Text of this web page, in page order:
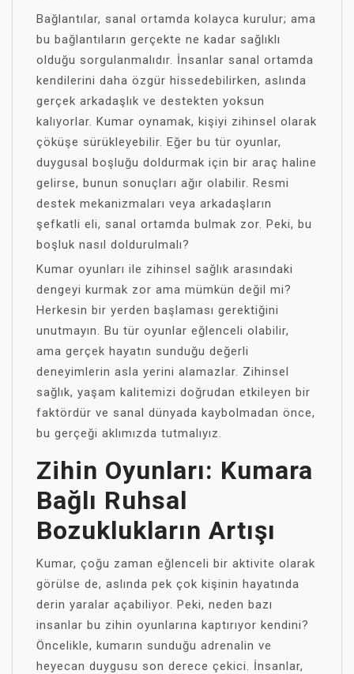
Bağlantılar, sanal ortamda kolayca kurulur; ama
bu bağlantıların gerçekte ne kadar sağlıklı
olduğu sorgulanmalıdır. İnsanlar sanal ortamda
kendilerini daha özgür hissedebilirken, aslında
gerçek arkadaşlık ve destekten yoksun
kalıyorlar. Kumar oynamak, kişiyi zihinsel olarak
çöküşe sürükleyebilir. Eğer bu tür oyunlar,
duygusal boşluğu doldurmak için bir araç haline
gelirse, bunun sonuçları ağır olabilir. Resmi
destek mekanizmaları veya arkadaşların
şefkatli eli, sanal ortamda bulmak zor. Peki, bu
boşluk nasıl doldurulmalı?
Kumar oyunları ile zihinsel sağlık arasındaki
dengeyi kurmak zor ama mümkün değil mi?
Herkesin bir yerden başlaması gerektiğini
unutmayın. Bu tür oyunlar eğlenceli olabilir,
ama gerçek hayatın sunduğu değerli
deneyimlerin asla yerini alamazlar. Zihinsel
sağlık, yaşam kalitemizi doğrudan etkileyen bir
faktördür ve sanal dünyada kaybolmadan önce,
bu gerçeği aklımızda tutmalıyız.
Zihin Oyunları: Kumara
Bağlı Ruhsal
Bozuklukların Artışı
Kumar, çoğu zaman eğlenceli bir aktivite olarak
görülse de, aslında pek çok kişinin hayatında
derin yaralar açabiliyor. Peki, neden bazı
insanlar bu zihin oyunlarına kaptırıyor kendini?
Öncelikle, kumarın sunduğu adrenalin ve
heyecan duygusu son derece çekici. İnsanlar,